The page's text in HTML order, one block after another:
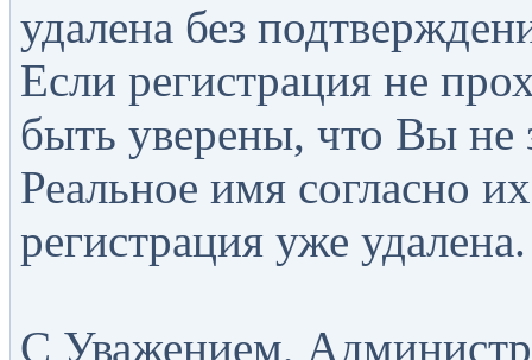
удалена без
Если регистрация не
быть уверены, что Вы не
Реальное имя согласно
регистрация уже удалена.
С Уважением,